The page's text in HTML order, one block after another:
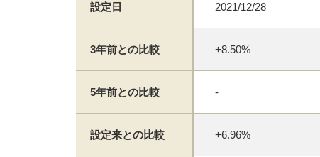
設定日 2021/12/28
3年前との比較 +8.50%
5年前との比較 -
設定来との比較 +6.96%